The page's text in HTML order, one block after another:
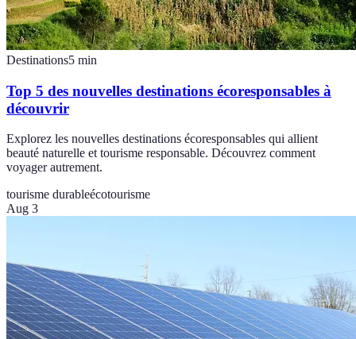
Destinations5 min
Top 5 des nouvelles destinations écoresponsables à
découvrir
Explorez les nouvelles destinations écoresponsables qui allient
beauté naturelle et tourisme responsable. Découvrez comment
voyager autrement.
tourisme durableécotourisme
Aug 3